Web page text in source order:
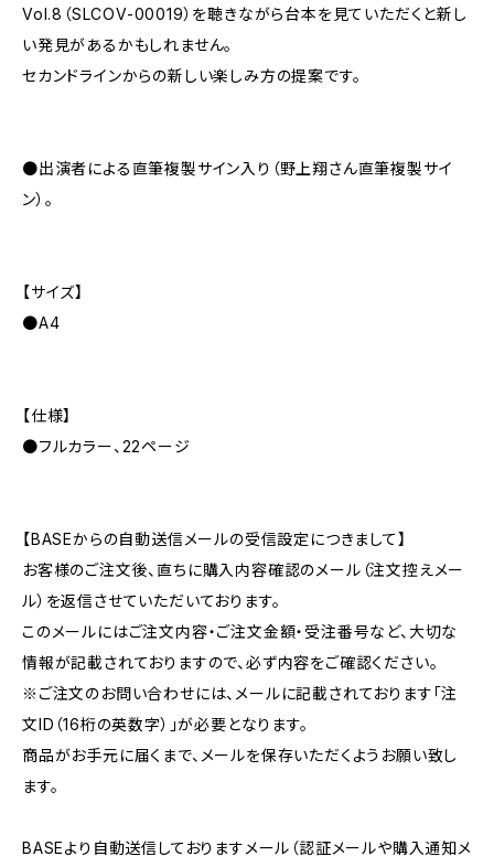
Vol.8（SLCOV-00019）を聴きながら台本を見ていただくと新し
い発見があるかもしれません。
セカンドラインからの新しい楽しみ方の提案です。
●出演者による直筆複製サイン入り（野上翔さん直筆複製サイ
ン）。
【サイズ】
●A4
【仕様】
●フルカラー、22ページ
【BASEからの自動送信メールの受信設定につきまして】
お客様のご注文後、直ちに購入内容確認のメール（注文控えメー
ル）を返信させていただいております。
このメールにはご注文内容・ご注文金額・受注番号など、大切な
情報が記載されておりますので、必ず内容をご確認ください。
※ご注文のお問い合わせには、メールに記載されております「注
文ID（16桁の英数字）」が必要となります。
商品がお手元に届くまで、メールを保存いただくようお願い致し
ます。
BASEより自動送信しておりますメール（認証メールや購入通知メ